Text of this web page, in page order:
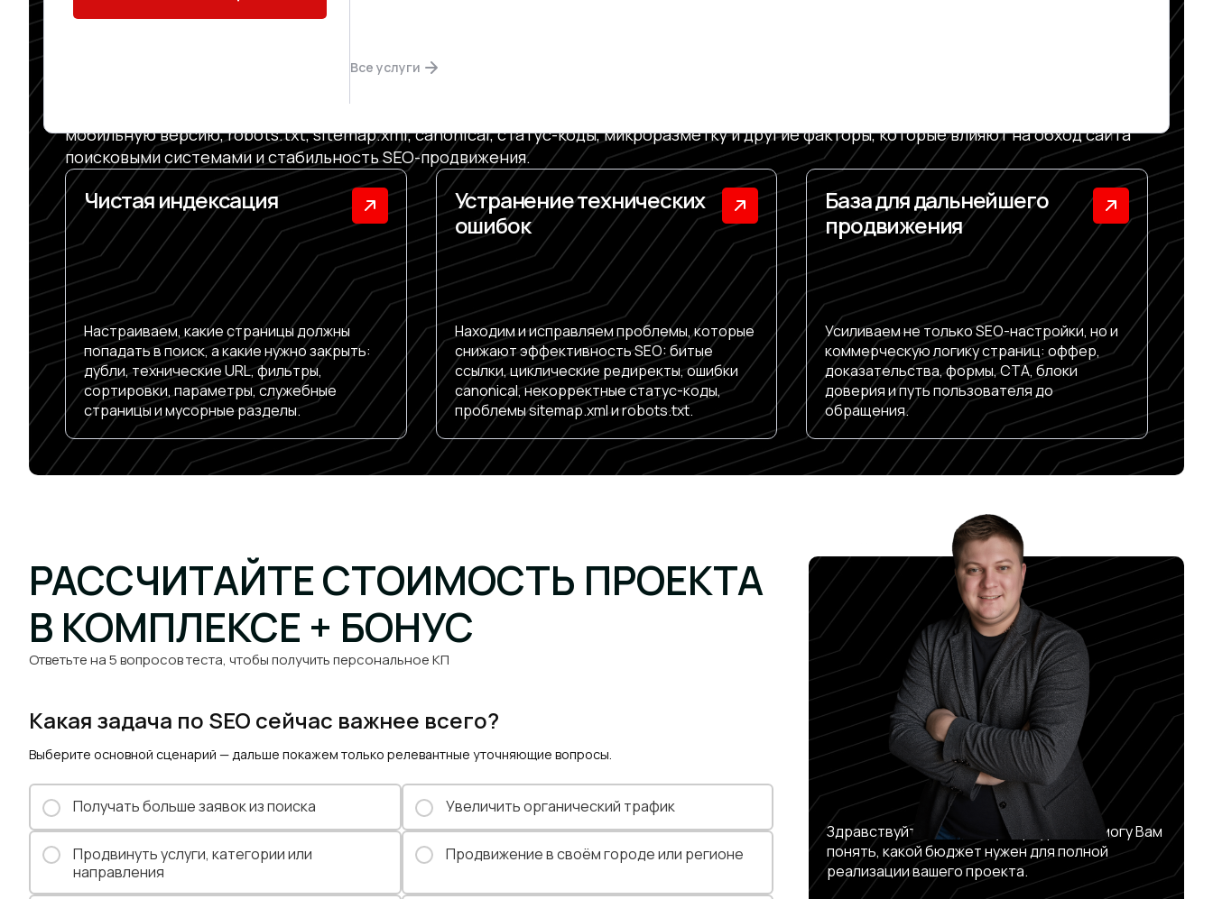
Все услуги
ИНДЕКСИРОВАТЬСЯ, РАНЖИРОВАТЬСЯ И
ПОЛУЧАТЬ ТРАФИК ИЗ ПОИСКА
мобильную версию, robots.txt, sitemap.xml, canonical, статус-коды, микроразметку и другие факторы, которые влияют на обход сайта
поисковыми системами и стабильность SEO-продвижения.
Чистая индексация
Настраиваем, какие страницы должны
попадать в поиск, а какие нужно закрыть:
дубли, технические URL, фильтры,
сортировки, параметры, служебные
страницы и мусорные разделы.
Устранение технических
ошибок
Находим и исправляем проблемы, которые
снижают эффективность SEO: битые
ссылки, циклические редиректы, ошибки
canonical, некорректные статус-коды,
проблемы sitemap.xml и robots.txt.
База для дальнейшего
продвижения
Усиливаем не только SEO-настройки, но и
коммерческую логику страниц: оффер,
доказательства, формы, CTA, блоки
доверия и путь пользователя до
обращения.
РАССЧИТАЙТЕ СТОИМОСТЬ ПРОЕКТА
В КОМПЛЕКСЕ + БОНУС​
Ответьте на 5 вопросов теста, чтобы получить персональное КП​
Какая задача по SEO сейчас важнее всего?
Выберите основной сценарий — дальше покажем только релевантные уточняющие вопросы.
Получать больше заявок из поиска Увеличить органический трафик
Продвинуть услуги, категории или
направления
Продвижение в своём городе или регионе
Здравствуйте, меня зовут Артур, и я помогу Вам
понять, какой бюджет нужен для полной
реализации вашего проекта.